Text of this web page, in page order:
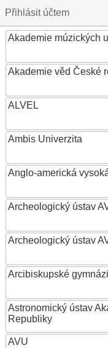
Přihlásit účtem
Akademie múzických
Akademie věd České
ALVEL
Ambis Univerzita
Anglo-americká
Archeologický ústav
Archeologický ústav
Arcibiskupské
Astronomický ústav
Republiky
AVU